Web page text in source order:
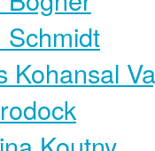
Kohansal